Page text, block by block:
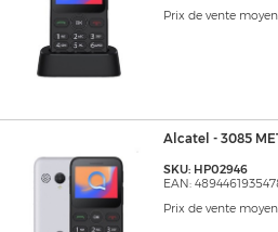
Prix de vente
Alcatel - 3085
SKU: HP02946
EAN:
Prix de vente